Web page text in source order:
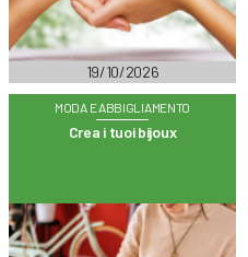
19/10/2026
MODA E ABBIGLIAMENTO
Crea i tuoi bijoux